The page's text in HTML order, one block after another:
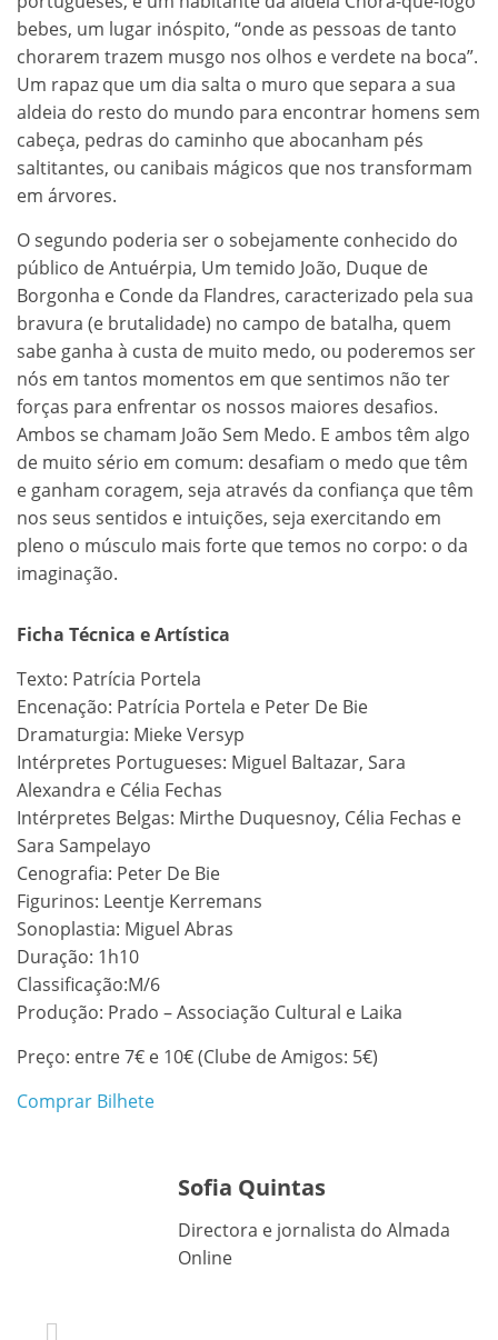
bebes, um lugar inóspito, “onde as pessoas de tanto
chorarem trazem musgo nos olhos e verdete na boca”.
Um rapaz que um dia salta o muro que separa a sua
aldeia do resto do mundo para encontrar homens sem
cabeça, pedras do caminho que abocanham pés
saltitantes, ou canibais mágicos que nos transformam
em árvores.
O segundo poderia ser o sobejamente conhecido do
público de Antuérpia, Um temido João, Duque de
Borgonha e Conde da Flandres, caracterizado pela sua
bravura (e brutalidade) no campo de batalha, quem
sabe ganha à custa de muito medo, ou poderemos ser
nós em tantos momentos em que sentimos não ter
forças para enfrentar os nossos maiores desafios.
Ambos se chamam João Sem Medo. E ambos têm algo
de muito sério em comum: desafiam o medo que têm
e ganham coragem, seja através da confiança que têm
nos seus sentidos e intuições, seja exercitando em
pleno o músculo mais forte que temos no corpo: o da
imaginação.
Ficha Técnica e Artística
Texto: Patrícia Portela
Encenação: Patrícia Portela e Peter De Bie
Dramaturgia: Mieke Versyp
Intérpretes Portugueses: Miguel Baltazar, Sara
Alexandra e Célia Fechas
Intérpretes Belgas: Mirthe Duquesnoy, Célia Fechas e
Sara Sampelayo
Cenografia: Peter De Bie
Figurinos: Leentje Kerremans
Sonoplastia: Miguel Abras
Duração: 1h10
Classificação:M/6
Produção: Prado – Associação Cultural e Laika
Preço: entre 7€ e 10€ (Clube de Amigos: 5€)
Comprar Bilhete
Sofia Quintas
Directora e jornalista do Almada
Online